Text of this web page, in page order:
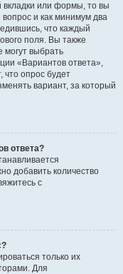
вкладки или формы, то вы
и как минимум два
что каждый
поля. Вы также
могут выбрать
«Вариантов ответа»,
что опрос будет
вариант, за который
ответа?
добавить количество
с
только их
Для